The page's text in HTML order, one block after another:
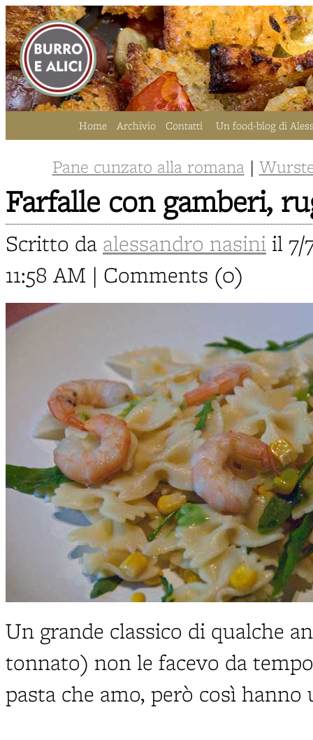
Home Archivio Contatti Un food-blog di
Pane cunzato alla romana|
Farfalle con gamberi,
Scritto da alessandro nasini il 7/
11:58 AM | Comments (0)
Un grande classico di qualche
tonnato) non le facevo da
pasta che amo, però così